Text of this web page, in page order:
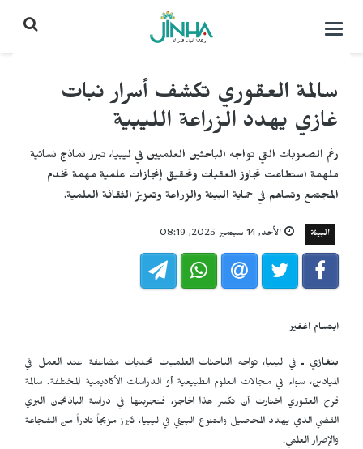
التحكم
سالمة العقوري تكشف أسرار نبات
غازي يهدد الزراعة الليبية
رغم الصعوبات التي تواجه الباحثين العلميين في ليبيا، تبرز نماذج نسائية
ملهمة استطاعت تجاوز العقبات وتحقيق إنجازات علمية مهمة تخدم
المجتمع وتساهم في حماية البيئة والزراعة وتعزيز الثقافة العلمية.
البيئة الأحد, 14 سبتمبر 2025, 08:19
ابتسام اغفير
بنغازي ـ في ليبيا، تواجه الباحثات العلميات تحديات مضاعفة عند العمل في
الميادين، سواء في مجالات العلوم الطبيعية أو الدراسات الأكاديمية المختلفة. سالمة
فرج العقوري اختارت أن تكسر هذا الحاجز، فتجربتها في دراسة الباذنجان البري
الفضي الذي يهدد المحاصيل والتنوع البيئي في ليبيا، تُبرز مزيجاً نادراً من الشجاعة
والإصرار العلمي.